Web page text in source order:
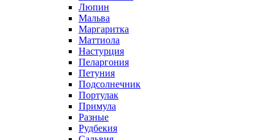
Люпин
Мальва
Маргаритка
Маттиола
Настурция
Пеларгония
Петуния
Подсолнечник
Портулак
Примула
Разные
Рудбекия